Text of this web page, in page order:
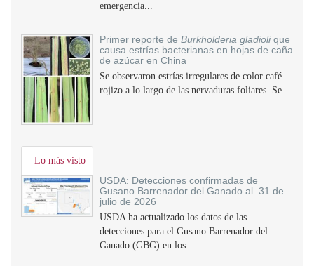
emergencia...
Primer reporte de Burkholderia gladiolique
causa estrías bacterianas en hojas de caña
de azúcar en China
Se observaron estrías irregulares de color café
rojizo a lo largo de las nervaduras foliares. Se...
Lo más visto
USDA: Detecciones confirmadas de
Gusano Barrenador del Ganado al 31 de
julio de 2026
USDA ha actualizado los datos de las
detecciones para el Gusano Barrenador del
Ganado (GBG) en los...